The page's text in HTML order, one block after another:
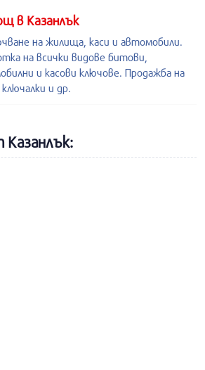
в Казанлък
на жилища, каси и автомобили.
на всички видове битови,
и касови ключове. Продажба на
и др.